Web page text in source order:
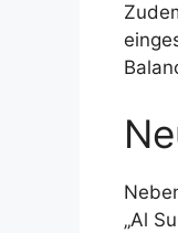
„Al